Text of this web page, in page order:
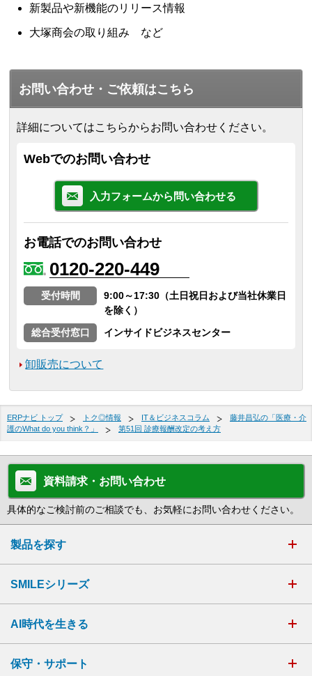
新製品や新機能のリリース情報
大塚商会の取り組み など
お問い合わせ・ご依頼はこちら
詳細についてはこちらからお問い合わせください。
Webでのお問い合わせ
入力フォームから問い合わせる
お電話でのお問い合わせ
0120-220-449
受付時間
9:00～17:30（土日祝日および当社休業日
を除く）
総合受付窓口
インサイドビジネスセンター
卸販売について
ERPナビ トップ トク◎情報 IT＆ビジネスコラム
藤井昌弘の「医療・介
護のWhat do you think？」
第51回 診療報酬改定の考え方
資料請求・お問い合わせ
具体的なご検討前のご相談でも、お気軽にお問い合わせください。
製品を探す
SMILEシリーズ
AI時代を生きる
保守・サポート